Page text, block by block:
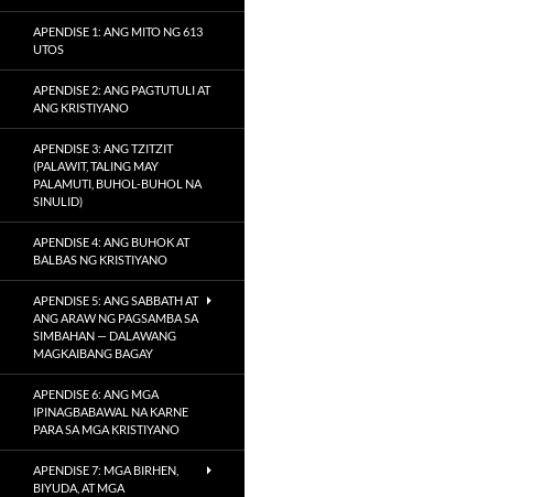
APENDISE 1: ANG MITO NG 613
UTOS
APENDISE 2: ANG PAGTUTULI AT
ANG KRISTIYANO
APENDISE 3: ANG TZITZIT
(PALAWIT, TALING MAY
PALAMUTI, BUHOL-BUHOL NA
SINULID)
APENDISE 4: ANG BUHOK AT
BALBAS NG KRISTIYANO
APENDISE 5: ANG SABBATH AT
ANG ARAW NG PAGSAMBA SA
SIMBAHAN — DALAWANG
MAGKAIBANG BAGAY
APENDISE 6: ANG MGA
IPINAGBABAWAL NA KARNE
PARA SA MGA KRISTIYANO
APENDISE 7: MGA BIRHEN,
BIYUDA, AT MGA